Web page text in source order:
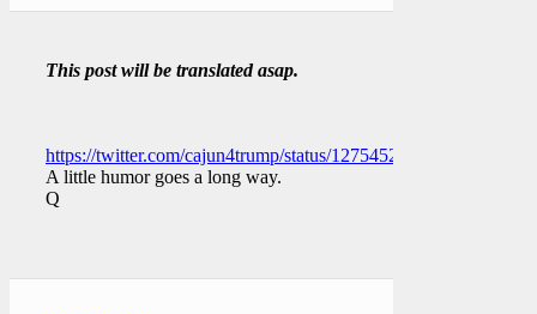
This post will be translated asap.
https://twitter.com/cajun4trump/status/1275452686280716288
A little humor goes a long way.
Q